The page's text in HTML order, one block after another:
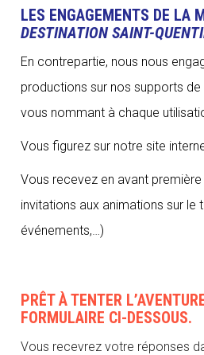
LES ENGAGEMENTS DE LA
DESTINATION SAINT-
En contrepartie, nous nous
productions sur nos supports
vous nommant à chaque
Vous figurez sur notre site
Vous recevez en avant
invitations aux animations sur le
événements,…)
PRÊT À TENTER
FORMULAIRE CI-DESSOUS.
Vous recevrez votre réponses